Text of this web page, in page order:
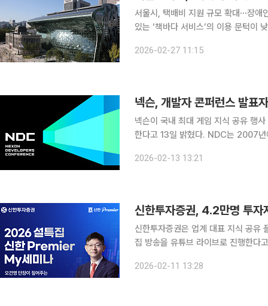
서울시, 택배비 지원 규모 확대⋯장애인은 전액 무료로
있는 ‘책바다 서비스’의 이용 문턱이
대차 시스템인 '책바다 서비스'의 이
2026-02-27 11:15
넥슨, 개발자 콘퍼런스 발표
넥슨이 국내 최대 게임 지식 공유 행
한다고 13일 밝혔다. NDC는 2007년에 시작돼 매년 기술 트렌드와 업계 노하우를 공유하며 게임
라인으로 다시 열린 NDC에는 3일간
2026-02-13 13:21
신한투자증권은 업계 대표 지식 공
집 방송을 유튜브 라이브로 진행한다고 11일 밝혔다. 신한Premier
산관리 콘텐츠다. 그동안 77회에 걸
2026-02-11 13:28